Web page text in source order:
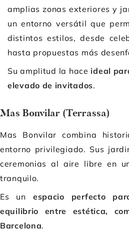
amplias zonas exteriores y
un entorno versátil que
distintos estilos, desde
hasta propuestas más
Su amplitud la hace ideal
elevado de invitados.
Mas Bonvilar (Terrassa)
Mas Bonvilar combina
entorno privilegiado. Sus
ceremonias al aire libre en
tranquilo.
Es un espacio perfecto
equilibrio entre estética,
Barcelona.